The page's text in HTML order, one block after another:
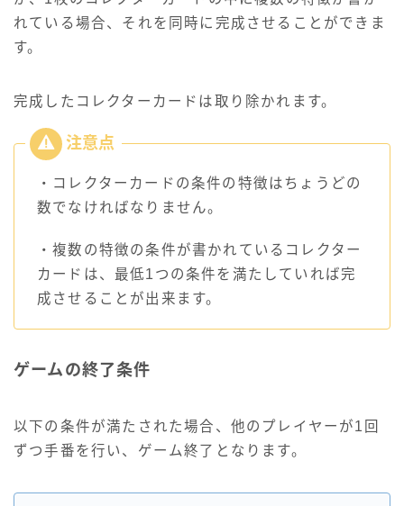
れている場合、それを同時に完成させることができま
す。
完成したコレクターカードは取り除かれます。
・コレクターカードの条件の特徴はちょうどの
数でなければなりません。
・複数の特徴の条件が書かれているコレクター
カードは、最低1つの条件を満たしていれば完
成させることが出来ます。
ゲームの終了条件
以下の条件が満たされた場合、他のプレイヤーが1回
ずつ手番を行い、ゲーム終了となります。